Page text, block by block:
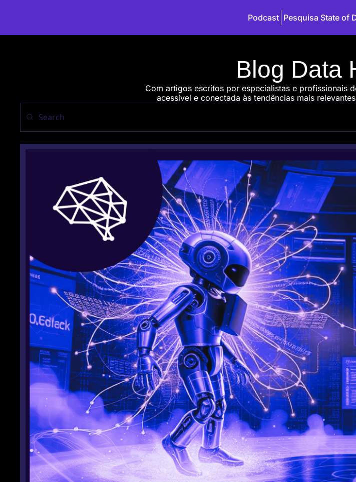
Podcast Pesquisa State of
Blog Data
Com artigos escritos por especialistas e profissionais
acessível e conectada às tendências mais